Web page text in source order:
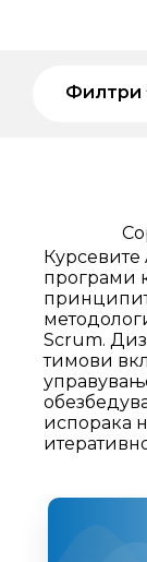
Филтри
Курсевите
програми
Scrum.
тимови
испорака